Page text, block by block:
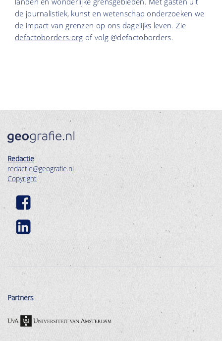
de journalistiek, kunst en wetenschap onderzoeken we
de impact van grenzen op ons dagelijks leven. Zie
defactoborders.org of volg @defactoborders.
Redactie
redactie@geografie.nl
Copyright
Partners